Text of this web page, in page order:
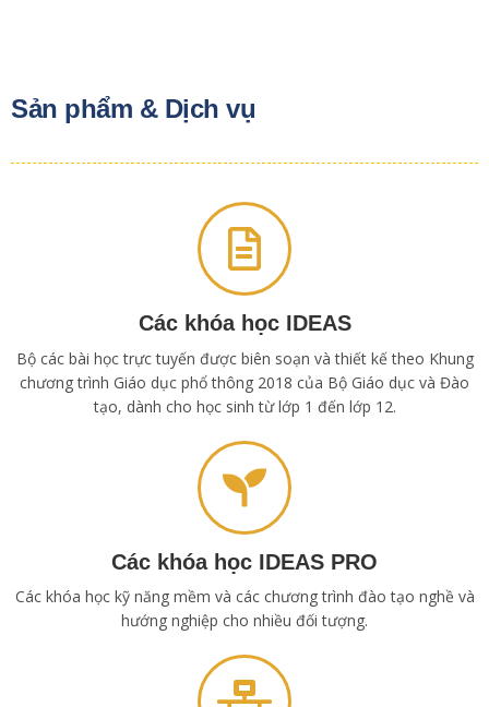
Sản phẩm & Dịch vụ
Các khóa học IDEAS
Bộ các bài học trực tuyến được biên soạn và thiết kế theo Khung
chương trình Giáo dục phổ thông 2018 của Bộ Giáo dục và Đào
tạo, dành cho học sinh từ lớp 1 đến lớp 12.
Các khóa học IDEAS PRO
Các khóa học kỹ năng mềm và các chương trình đào tạo nghề và
hướng nghiệp cho nhiều đối tượng.